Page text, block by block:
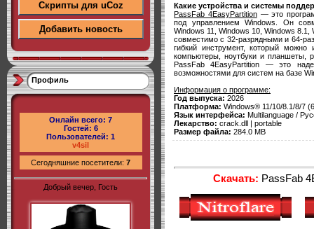
Скрипты для uCoz
Добавить новость
Профиль
Онлайн всего: 7
Гостей: 6
Пользователей: 1
v4sil
Сегодняшние посетители: 7
Добрый вечер, Гость
Какие устройства и системы
PassFab 4EasyPartition— это
под управлением Windows. Он
Windows 11, Windows 10, Windows
совместимо с 32-разрядными и 64-
гибкий инструмент, который можно
компьютеры, ноутбуки и планшеты,
PassFab 4EasyPartition — это
возможностями для систем на базе
Информация о программе:
Год выпуска: 2026
Платформа: Windows® 11/10/8.1/8/7
Язык интерфейса: Multilanguage /
Лекарство: crack.dll | portable
Размер файла: 284.0 MB
Скачать: PassFab